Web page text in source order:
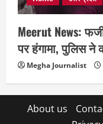
Meerut News:
पर हंगामा, पुलिस ने
Megha Journalist
About us